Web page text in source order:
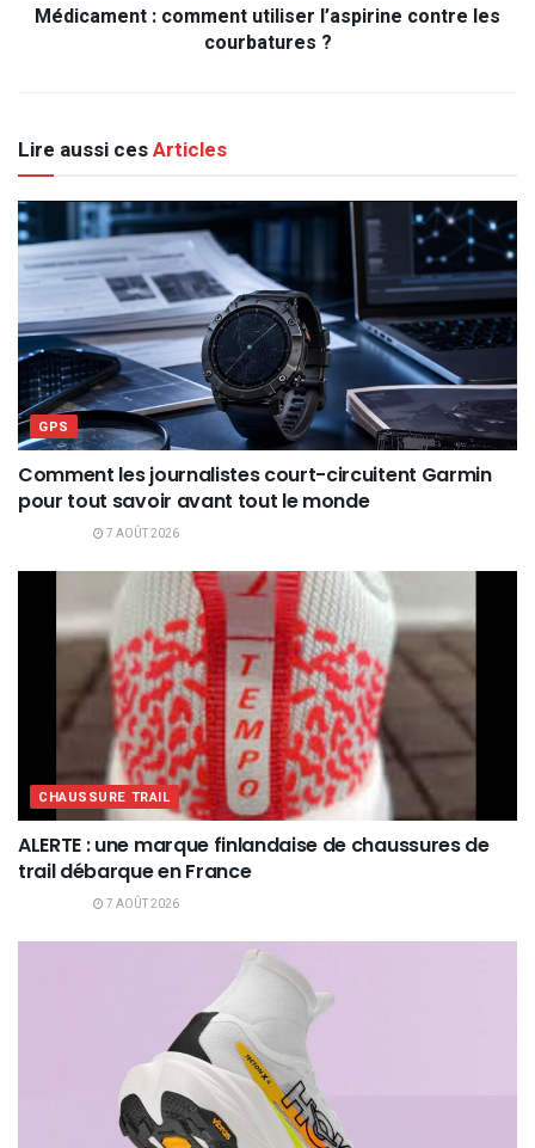
Médicament : comment utiliser l’aspirine contre les
courbatures ?
Lire aussi cesArticles
GPS
Comment les journalistes court-circuitent Garmin
pour tout savoir avant tout le monde
7 AOÛT 2026
CHAUSSURE TRAIL
ALERTE : une marque finlandaise de chaussures de
trail débarque en France
7 AOÛT 2026